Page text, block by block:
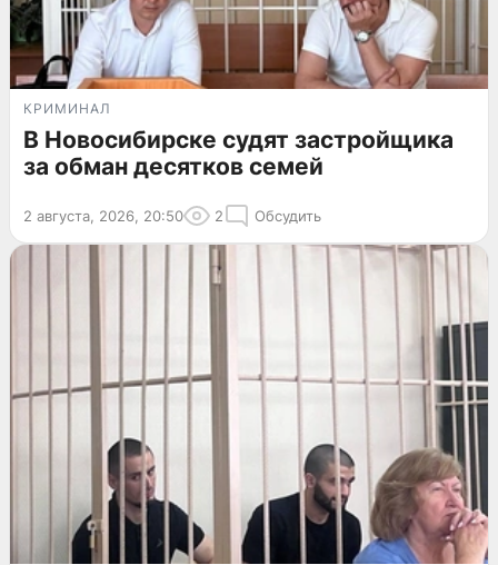
КРИМИНАЛ
В Новосибирске судят застройщика
за обман десятков семей
2 августа, 2026, 20:50 2 Обсудить